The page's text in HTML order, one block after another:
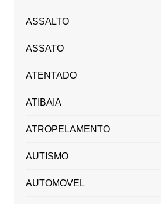
ASSALTO
ASSATO
ATENTADO
ATIBAIA
ATROPELAMENTO
AUTISMO
AUTOMOVEL